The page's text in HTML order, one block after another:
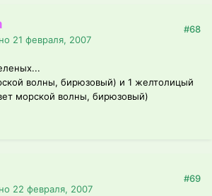
21 февраля, 2007
#68
волны, бирюзовый) и 1 желтолицый
морской волны, бирюзовый)
22 февраля, 2007
#69